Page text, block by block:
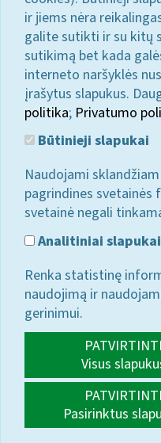
ir jiems nėra
galite sutikti ir su kitų
sutikimą bet kada
interneto naršyklės
įrašytus slapukus.
politika; Privatumo
Būtinieji slapukai
Naudojami
pagrindines svetainės
svetainė negali
Analitiniai slapukai
Renka statistinę
naudojimą ir
gerinimui.
PATVIRTINTI
Visus
PATVIRTINTI
Pasirinktus